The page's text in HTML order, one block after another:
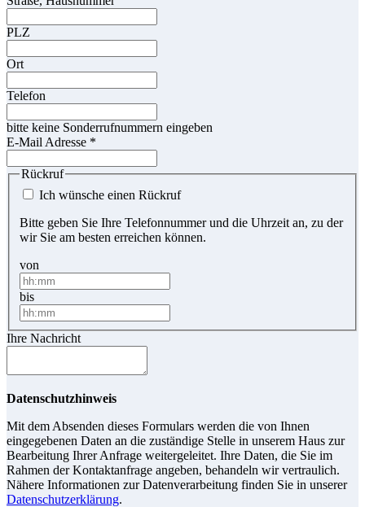
PLZ
Ort
Telefon
bitte keine Sonderrufnummern eingeben
E-Mail Adresse *
Rückruf
Ich wünsche einen Rückruf
Bitte geben Sie Ihre Telefonnummer und die Uhrzeit an, zu der
wir Sie am besten erreichen können.
von
bis
Ihre Nachricht
Datenschutzhinweis
Mit dem Absenden dieses Formulars werden die von Ihnen
eingegebenen Daten an die zuständige Stelle in unserem Haus zur
Bearbeitung Ihrer Anfrage weitergeleitet. Ihre Daten, die Sie im
Rahmen der Kontaktanfrage angeben, behandeln wir vertraulich.
Nähere Informationen zur Datenverarbeitung finden Sie in unserer
Datenschutzerklärung.